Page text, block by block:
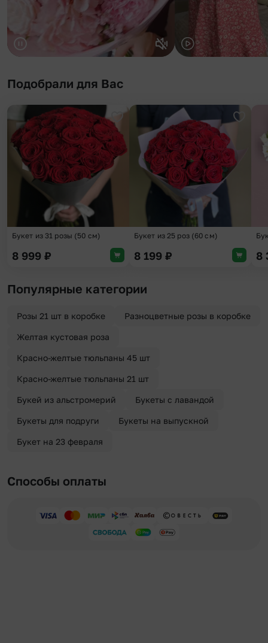
Подобрали для Вас
Добавить в избранное
Букет из 31 розы (50 см)
8 999 ₽
Букет из 25 роз (60 см)
8 199 ₽ 8
Популярные категории
Розы 21 шт в коробке Разноцветные розы в коробке
Желтая кустовая роза
Красно-желтые тюльпаны 45 шт
Красно-желтые тюльпаны 21 шт
Букей из альстромерий Букеты с лавандой
Букеты для подруги Букеты на выпускной
Букет на 23 февраля
Способы оплаты